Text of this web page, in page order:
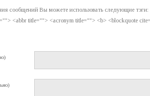
сообщений Вы можете использовать следующие тэги:
<abbr title=""> <acronym title=""> <b> <blockquote